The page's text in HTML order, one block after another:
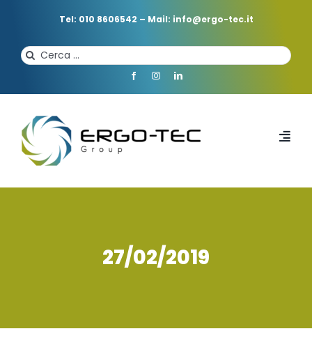
Tel: 010 8606542 – Mail: info@ergo-tec.it
Cerca
per:
HOME
SERVIZI
27/02/2019